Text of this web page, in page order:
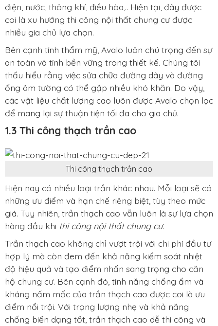
điện, nước, thông khí, điều hòa,.. Hiện tại, đây được
coi là xu hướng thi công nội thất chung cư được
nhiều gia chủ lựa chọn.
Bên cạnh tính thẩm mỹ, Avalo luôn chú trọng đến sự
an toàn và tính bền vững trong thiết kế. Chúng tôi
thấu hiểu rằng việc sửa chữa đường dây và đường
ống âm tường có thể gặp nhiều khó khăn. Do vậy,
các vật liệu chất lượng cao luôn được Avalo chọn lọc
để mang lại sự thuận tiện tối đa cho gia chủ.
1.3 Thi công thạch trần cao
Thi công thạch trần cao
Hiện nay có nhiều loại trần khác nhau. Mỗi loại sẽ có
những ưu điểm và hạn chế riêng biệt, tùy theo mức
giá. Tuy nhiên, trần thạch cao vẫn luôn là sự lựa chọn
hàng đầu khi thi công nội thất chung cư.
Trần thạch cao không chỉ vượt trội với chi phí đầu tư
hợp lý mà còn đem đến khả năng kiểm soát nhiệt
độ hiệu quả và tạo điểm nhấn sang trọng cho căn
hộ chung cư. Bên cạnh đó, tính năng chống ẩm và
kháng nấm mốc của trần thạch cao được coi là ưu
điểm nổi trội. Với trọng lượng nhẹ và khả năng
chống biến dạng tốt, trần thạch cao dễ thi công và